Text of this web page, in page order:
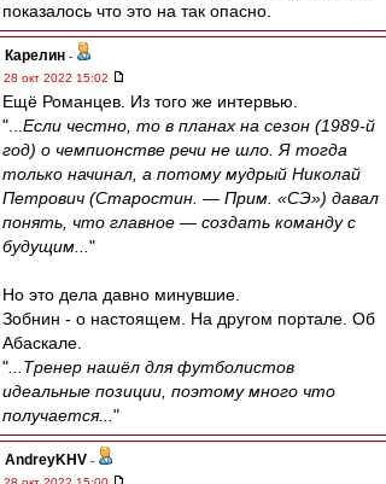
показалось что это на так опасно.
Карелин -
28 окт 2022 15:02
Ещё Романцев. Из того же интервью.
"... Если честно, то в планах на сезон (1989-й
год) о чемпионстве речи не шло. Я тогда
только начинал, а потому мудрый Николай
Петрович (Старостин. — Прим. «СЭ») давал
понять, что главное — создать команду с
будущим... "
Но это дела давно минувшие.
Зобнин - о настоящем. На другом портале. Об
Абаскале.
" ...Тренер нашёл для футболистов
идеальные позиции, поэтому много что
получается... "
AndreyKHV -